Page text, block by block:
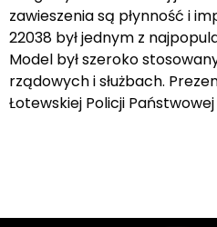
zawieszenia są płynność i
22038 był jednym z
Model był szeroko
rządowych i służbach.
Łotewskiej Policji